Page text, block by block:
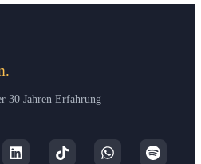
30 Jahren Erfahrung